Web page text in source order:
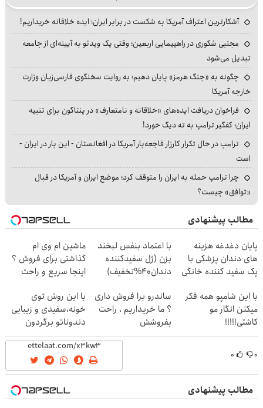
آشکارترین اعتراف آمریکا به شکست در برابر ایران؛ ایده خلاقانه خریداریم!
مجتبی شکوری در راهپیمایی اربعین؛ وقتی یک ویدئو به آیینه‌ای از جامعه
تبدیل می‌شود
چگونه به «جنگ هرمز» پایان دهیم؛ به روایت سخنگوی فارسی‌زبان وزارت
خارجه آمریکا
فراخوان دریافت ایده‌های «خلاقانه و نامتعارف» در پنتاگون برای تنبیه
ایران؛ کفگیر ترامپ به ته دیگ خورد!
ترامپ در حال تکرار کارزار فاجعه‌بار آمریکا در افغانستان - این بار در ایران -
است
چرا ترامپ حمله به ایران را متوقف کرد؛ موضع ایران و آمریکا در قبال
«توافق» چیست؟
مطالب پیشنهادی
پایان دغدغه هزینه
های دندان پزشکی با
پک سفید کننده خانگی
با اعتماد بنفس لبخند
بزن (ژل سفیدکننده
دندان40%تخفیف)
ماشین ام وی ام
گذاشتی برای فروش ؟
اینجا سریع و راحت
با این شامپو همه فکر
میکنن انگار مو
کاشتی!!!!!
ساندرو برا فروش داری
؟ ما خریداریم ، راحت
بفروشش
با این روش توی
خونه،سفیدی و زیبایی
دندوناتو برگردون
(40%off)
۰ ۰
مطالب پیشنهادی